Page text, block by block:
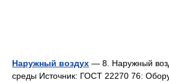
Наружный воздух — 8. Наружный
среды Источник: ГОСТ 22270 76: